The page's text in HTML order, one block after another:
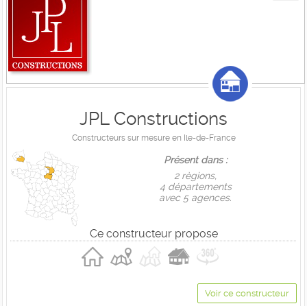
JPL Constructions
Constructeurs sur mesure en Ile-de-France
Présent dans :
2 règions,
4 départements
avec 5 agences.
Ce constructeur propose
Voir ce constructeur